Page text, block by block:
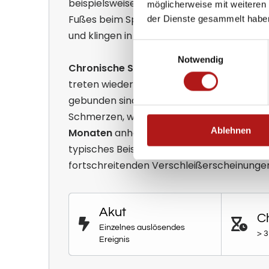
möglicherweise mit
der Dienste gesammelt
Notwendig
Ablehnen
beispielsweise eine Schnittverletzung
Fußes beim Sport. Sie haben eine
und klingen in der Regel nach Abheilung
Chronische Schmerzen
hingegen
treten wiederholt auf, ohne dass sie an ein
gebunden sind. Medizinisch spricht man
Schmerzen, wenn sie über einen
Monatenanhalten – kontinuierlich oder
typisches Beispiel sind anhaltende
fortschreitenden
Akut
Einzelnes auslösendes
Ereignis
>